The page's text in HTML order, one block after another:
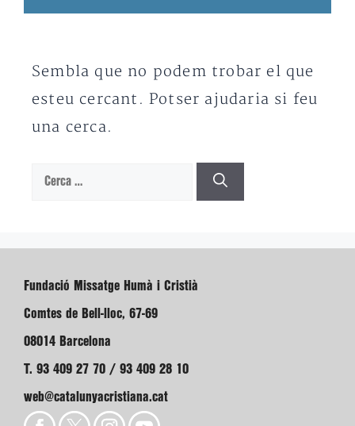
Sembla que no podem trobar el que
esteu cercant. Potser ajudaria si feu
una cerca.
Cerca:
Fundació Missatge Humà i Cristià
Comtes de Bell-lloc, 67-69
08014 Barcelona
T. 93 409 27 70 / 93 409 28 10
web@catalunyacristiana.cat